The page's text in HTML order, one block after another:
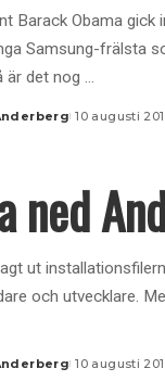
Barack Obama
Samsung-frälsta
är det nog ...
10 augusti
ned
ut
och utvecklare.
10 augusti